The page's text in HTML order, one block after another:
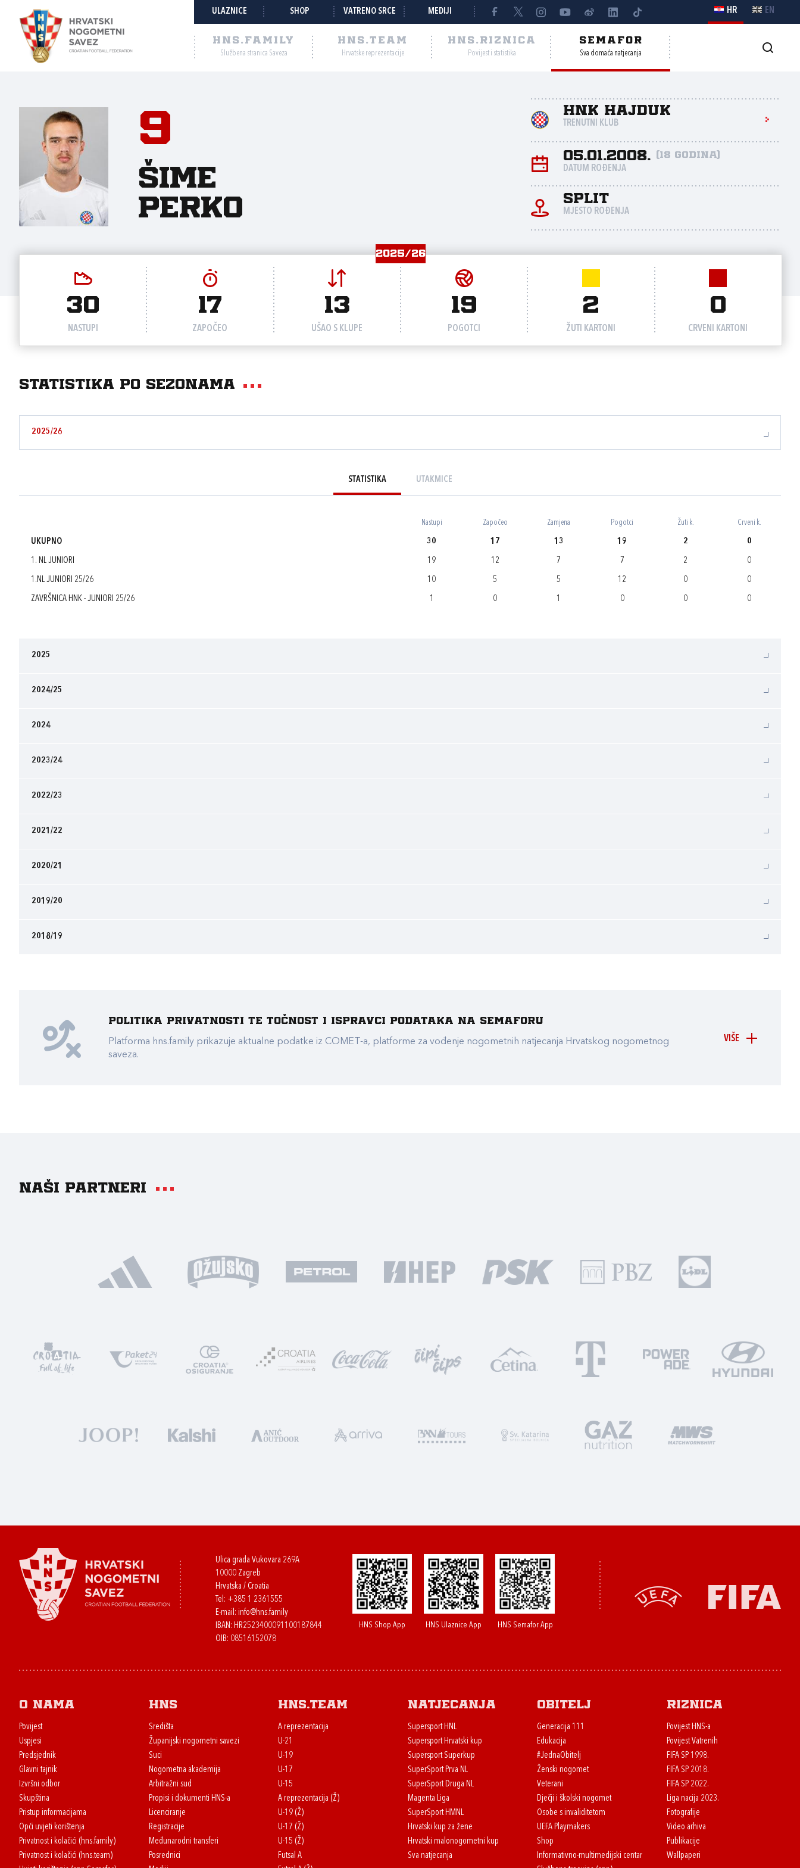
ULAZNICE SHOP VATRENO SRCE MEDIJI HR EN
HNS.FAMILY
Službena stranica Saveza
HNS.TEAM
Hrvatske reprezentacije
HNS.RIZNICA
Povijest i statistika
SEMAFOR
Sva domaća natjecanja
9
Šime
Perko
HNK Hajduk
TRENUTNI KLUB
05.01.2008. (18 godina)
DATUM ROĐENJA
Split
MJESTO ROĐENJA
2025/26
30
NASTUPI
17
ZAPOČEO
13
UŠAO S KLUPE
19
POGOTCI
2
ŽUTI KARTONI
0
CRVENI KARTONI
Statistika po sezonama
2025/26
STATISTIKA UTAKMICE
Nastupi Započeo Zamjena Pogotci Žuti k. Crveni k.
UKUPNO 30 17 13 19 2 0
1. NL JUNIORI 19 12 7 7 2 0
1.NL JUNIORI 25/26 10 5 5 12 0 0
ZAVRŠNICA HNK - JUNIORI 25/26 1 0 1 0 0 0
2025
2024/25
2024
2023/24
2022/23
2021/22
2020/21
2019/20
2018/19
VIŠE
Politika privatnosti te točnost i ispravci podataka na Semaforu
Platforma hns.family prikazuje aktualne podatke iz COMET-a, platforme za vođenje nogometnih natjecanja Hrvatskog nogometnog
saveza.
Naši partneri
Ulica grada Vukovara 269A
10000 Zagreb
Hrvatska / Croatia
Tel: +385 1 2361555
E-mail: info@hns.family
IBAN: HR2523400091100187844
OIB: 08516152078
HNS Shop App HNS Ulaznice App HNS Semafor App
O nama
Povijest
Uspjesi
Predsjednik
Glavni tajnik
Izvršni odbor
Skupština
Pristup informacijama
Opći uvjeti korištenja
Privatnost i kolačići (hns.family)
Privatnost i kolačići (hns.team)
HNS
Središta
Županijski nogometni savezi
Suci
Nogometna akademija
Arbitražni sud
Propisi i dokumenti HNS-a
Licenciranje
Registracije
Međunarodni transferi
Posrednici
HNS.team
A reprezentacija
U-21
U-19
U-17
U-15
A reprezentacija (Ž)
U-19 (Ž)
U-17 (Ž)
U-15 (Ž)
Futsal A
Natjecanja
Supersport HNL
Supersport Hrvatski kup
Supersport Superkup
SuperSport Prva NL
SuperSport Druga NL
Magenta Liga
SuperSport HMNL
Hrvatski kup za žene
Hrvatski malonogometni kup
Sva natjecanja
Obitelj
Generacija 111
Edukacija
#JednaObitelj
Ženski nogomet
Veterani
Dječji i školski nogomet
Osobe s invaliditetom
UEFA Playmakers
Shop
Informativno-multimedijski centar
Riznica
Povijest HNS-a
Povijest Vatrenih
FIFA SP 1998.
FIFA SP 2018.
FIFA SP 2022.
Liga nacija 2023.
Fotografije
Video arhiva
Publikacije
Wallpaperi